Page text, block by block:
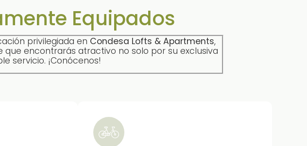
Equipados
privilegiada en Condesa Lofts & Apartments,
que encontrarás atractivo no solo por su exclusiva
servicio. ¡Conócenos!